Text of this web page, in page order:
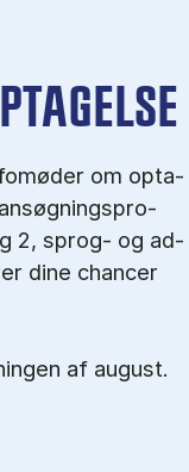
om op­ta­
2, sprog- og ad­
dine chancer
af august.